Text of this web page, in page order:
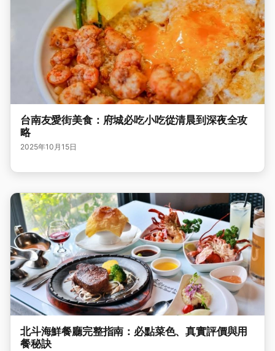
台南友愛街美食：府城必吃小吃從清晨到深夜全攻
略
2025年10月15日
北斗海鮮餐廳完整指南：必點菜色、真實評價與用
餐秘訣